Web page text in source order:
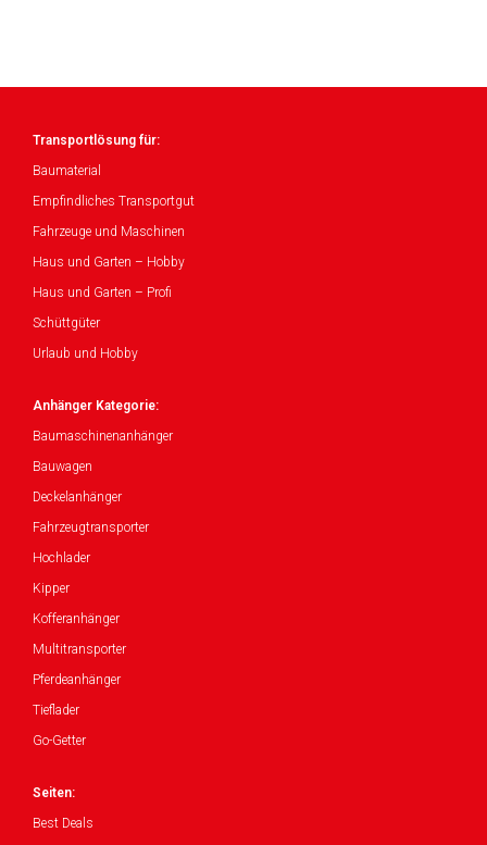
Transportlösung für:
Baumaterial
Empfindliches Transportgut
Fahrzeuge und Maschinen
Haus und Garten – Hobby
Haus und Garten – Profi
Schüttgüter
Urlaub und Hobby
Anhänger Kategorie:
Baumaschinenanhänger
Bauwagen
Deckelanhänger
Fahrzeugtransporter
Hochlader
Kipper
Kofferanhänger
Multitransporter
Pferdeanhänger
Tieflader
Go-Getter
Seiten:
Best Deals